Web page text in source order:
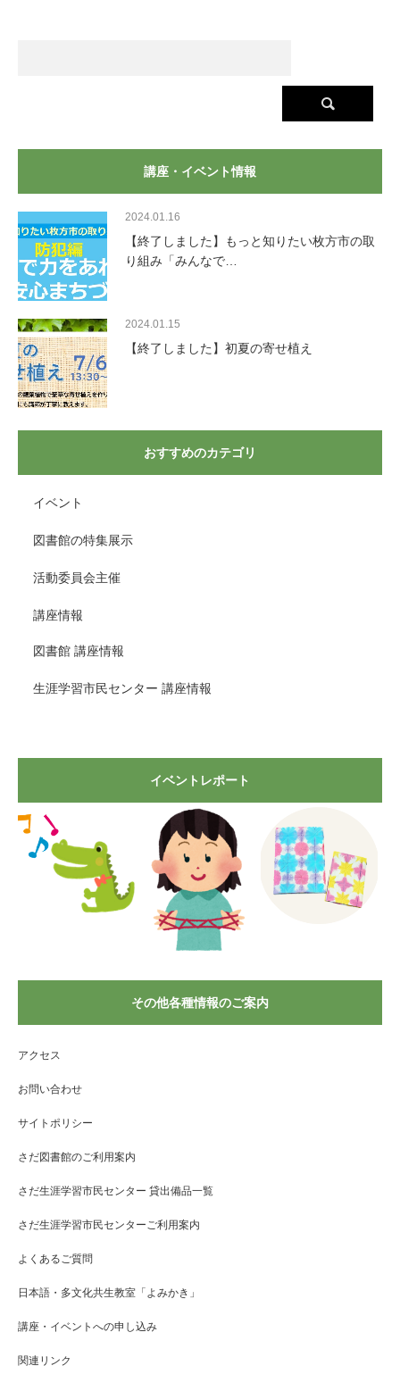
講座・イベント情報
2024.01.16
【終了しました】もっと知りたい枚方市の取
り組み「みんなで…
2024.01.15
【終了しました】初夏の寄せ植え
おすすめのカテゴリ
イベント
図書館の特集展示
活動委員会主催
講座情報
図書館 講座情報
生涯学習市民センター 講座情報
イベントレポート
その他各種情報のご案内
アクセス
お問い合わせ
サイトポリシー
さだ図書館のご利用案内
さだ生涯学習市民センター 貸出備品一覧
さだ生涯学習市民センターご利用案内
よくあるご質問
日本語・多文化共生教室「よみかき」
講座・イベントへの申し込み
関連リンク